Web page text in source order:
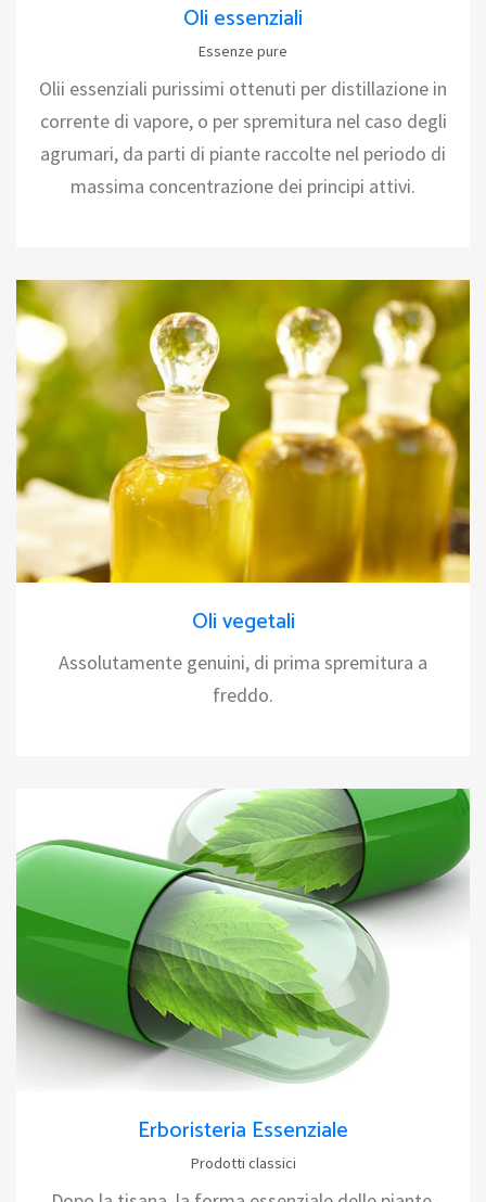
Oli essenziali
Essenze pure
Olii essenziali purissimi ottenuti per distillazione in
corrente di vapore, o per spremitura nel caso degli
agrumari, da parti di piante raccolte nel periodo di
massima concentrazione dei principi attivi.
Oli vegetali
Assolutamente genuini, di prima spremitura a
freddo.
Erboristeria Essenziale
Prodotti classici